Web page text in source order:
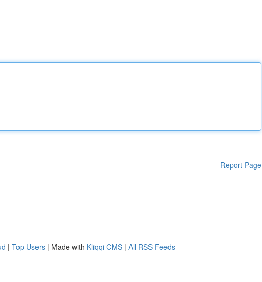
Report Page
| Top Users | Made with Kliqqi CMS | All RSS Feeds